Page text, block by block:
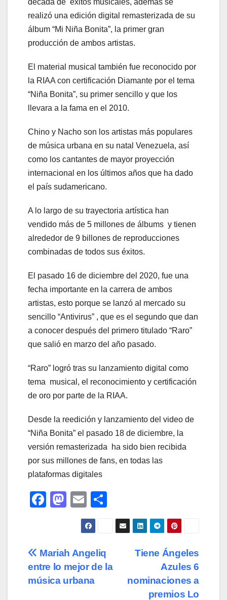
década de éxitos musicales, además se
realizó una edición digital remasterizada de su
álbum “Mi Niña Bonita”, la primer gran
producción de ambos artistas.
El material musical también fue reconocido por
la RIAA con certificación Diamante por el tema
“Niña Bonita”, su primer sencillo y que los
llevara a la fama en el 2010.
Chino y Nacho son los artistas más populares
de música urbana en su natal Venezuela, así
como los cantantes de mayor proyección
internacional en los últimos años que ha dado
el país sudamericano.
A lo largo de su trayectoria artística han
vendido más de 5 millones de álbums y tienen
alrededor de 9 billones de reproducciones
combinadas de todos sus éxitos.
El pasado 16 de diciembre del 2020, fue una
fecha importante en la carrera de ambos
artistas, esto porque se lanzó al mercado su
sencillo “Antivirus” , que es el segundo que dan
a conocer después del primero titulado “Raro”
que salió en marzo del año pasado.
“Raro” logró tras su lanzamiento digital como
tema musical, el reconocimiento y certificación
de oro por parte de la RIAA.
Desde la reedición y lanzamiento del video de
“Niña Bonita” el pasado 18 de diciembre, la
versión remasterizada ha sido bien recibida
por sus millones de fans, en todas las
plataformas digitales
F
e
b
o
M
o
d
o
E
m
ail
o
m
ar
Navegación
de
Tiene Ángeles
Azules 6
nominaciones a
premios Lo
Mariah Angeliq
entre lo mejor de la
música urbana